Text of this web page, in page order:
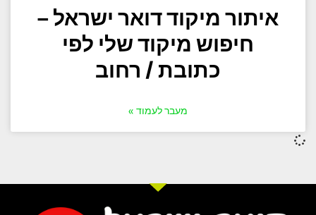
איתור מיקוד דואר ישראל –
חיפוש מיקוד שלי לפי
כתובת / רחוב
מעבר לעמוד »